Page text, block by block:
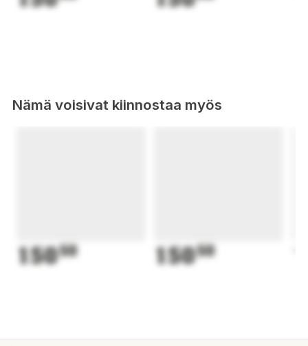
Nämä voisivat kiinnostaa myös
15050 15050